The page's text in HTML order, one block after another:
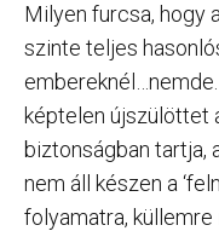
Milyen furcsa, hogy
szinte teljes
képtelen újszülöttet
biztonságban tartja,
nem áll készen a
folyamatra, küllemre